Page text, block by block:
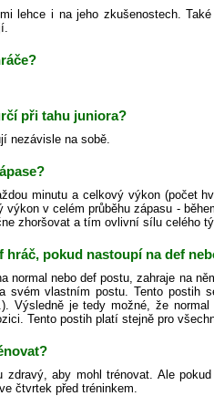
lehce i na jeho zkušenostech.
při tahu juniora?
nezávisle na sobě.
minutu a celkový výkon (počet
výkon v celém průběhu zápasu -
zhoršovat a tím ovlivní sílu celého
hráč, pokud nastoupí na def
normal nebo def postu, zahraje na
svém vlastním postu. Tento postih
Výsledně je tedy možné, že
Tento postih platí stejně pro
zdravý, aby mohl trénovat. Ale
čtvrtek před tréninkem.